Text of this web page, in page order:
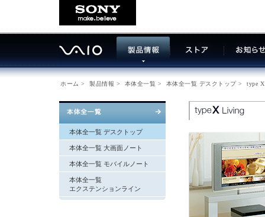
ホーム > 製品情報 > 本体全一覧 > 本体全一覧 デスクトップ> type
本体全一覧 デスクトップ
本体全一覧 大画面ノート
本体全一覧 モバイルノート
本体全一覧
エクステンションライン